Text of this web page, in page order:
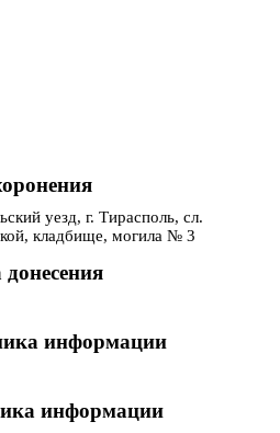
уезд, г. Тирасполь, сл.
кладбище, могила № 3
информации
информации